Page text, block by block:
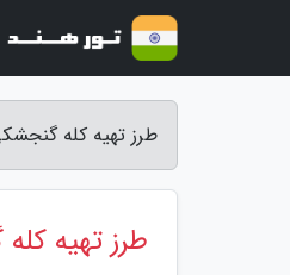
طرز تهیه کله
طرز تهیه